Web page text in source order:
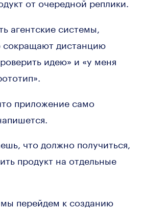
агентские системы,
сокращают дистанцию
идею» и «у меня
приложение само
что должно получиться,
продукт на отдельные
перейдем к созданию